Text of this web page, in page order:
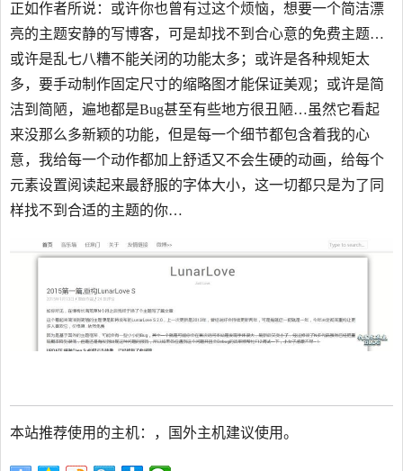
正如作者所说：或许你也曾有过这个烦恼，想要一个简洁漂
亮的主题安静的写博客，可是却找不到合心意的免费主题…
或许是乱七八糟不能关闭的功能太多；或许是各种规矩太
多，要手动制作固定尺寸的缩略图才能保证美观；或许是简
洁到简陋，遍地都是Bug甚至有些地方很丑陋…虽然它看起
来没那么多新颖的功能，但是每一个细节都包含着我的心
意，我给每一个动作都加上舒适又不会生硬的动画，给每个
元素设置阅读起来最舒服的字体大小，这一切都只是为了同
样找不到合适的主题的你…
本站推荐使用的主机： ，国外主机建议使用。